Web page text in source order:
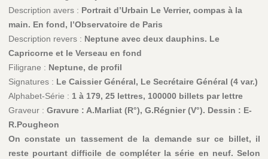
Description avers : Portrait d’Urbain Le Verrier, compas à la
main. En fond, l’Observatoire de Paris
Description revers : Neptune avec deux dauphins. Le
Capricorne et le Verseau en fond
Filigrane : Neptune, de profil
Signatures : Le Caissier Général, Le Secrétaire Général (4 var.)
Alphabet-Série : 1 à 179, 25 lettres, 100000 billets par lettre
Graveur : Gravure : A.Marliat (R°), G.Régnier (V°). Dessin : E-
R.Pougheon
On constate un tassement de la demande sur ce billet, il
reste pourtant difficile de compléter la série en neuf. Selon